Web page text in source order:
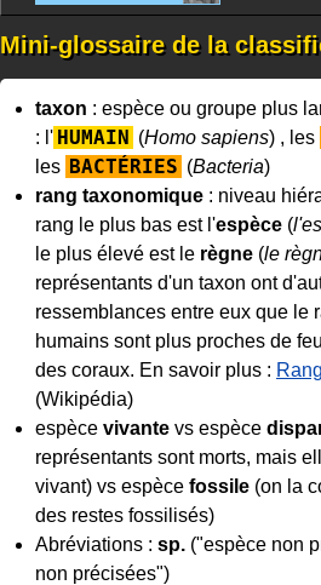
Mini-glossaire de la
taxon : espèce ou groupe plus
: l' HUMAIN (Homo sapiens) , les
les BACTÉRIES (Bacteria)
rang taxonomique : niveau
rang le plus bas est l'espèce (
le plus élevé est le règne (le
représentants d'un taxon ont
ressemblances entre eux que le
humains sont plus proches de
des coraux. En savoir plus :
(Wikipédia)
espèce vivante vs espèce
représentants sont morts, mais
vivant) vs espèce fossile (on la
des restes fossilisés)
Abréviations : sp. ("espèce non
non précisées")